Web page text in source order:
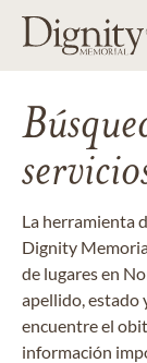
La herramienta
Dignity
de lugares en
apellido, estado
encuentre el
información